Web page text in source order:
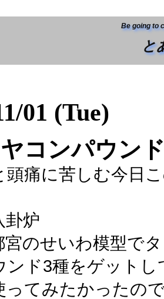
Be going to
と
01 (Tue)
コンパウン
頭痛に苦しむ今日
卦炉
宮のせいわ模型で
ンド3種をゲットし
ってみたかったの